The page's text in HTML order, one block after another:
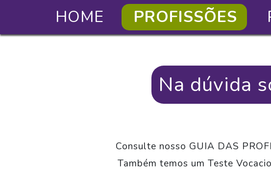
HOME PROFISSÕES
Na dúvida
Consulte nosso GUIA DAS
Também temos um Teste